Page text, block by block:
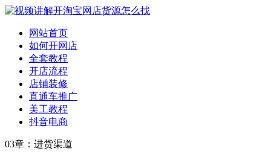
网站首页
如何开网店
全套教程
开店流程
店铺装修
直通车推广
美工教程
抖音电商
03章：进货渠道